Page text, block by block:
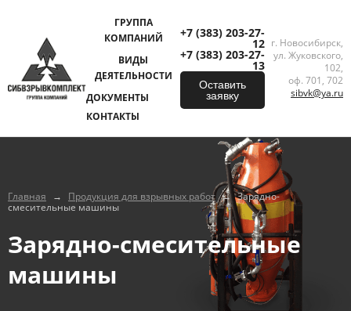
ГРУППА
КОМПАНИЙ
ВИДЫ
ДЕЯТЕЛЬНОСТИ
ДОКУМЕНТЫ
КОНТАКТЫ
+7 (383) 203-27-
12
+7 (383) 203-27-
13
Оставить
заявку
г. Новосибирск,
ул. Жуковского,
102,
оф. 701, 702
sibvk@ya.ru
Главная → Продукция для взрывных работ → Зарядно-
смесительные машины
Зарядно-смесительные
машины